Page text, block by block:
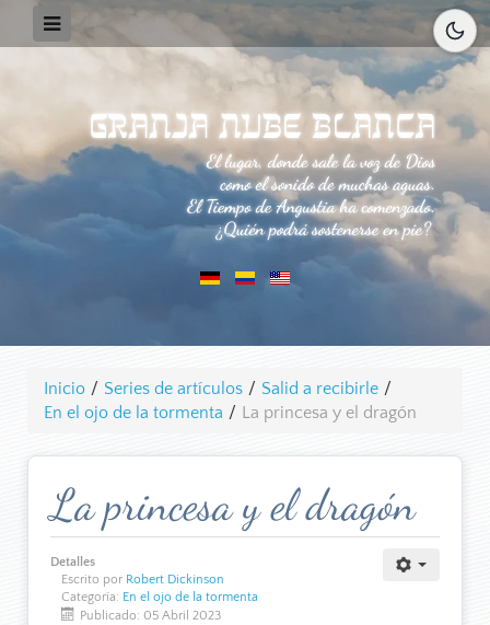
Inicio / Series de artículos / Salid a recibirle /
En el ojo de la tormenta / La princesa y el dragón
La princesa y el dragón
Detalles
Escrito por Robert Dickinson
Categoría: En el ojo de la tormenta
Publicado: 05 Abril 2023